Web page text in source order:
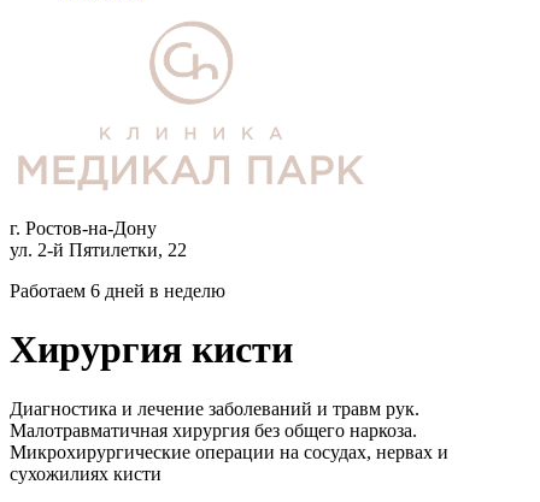
г. Ростов-на-Дону
ул. 2-й Пятилетки, 22
Работаем 6 дней в неделю
Хирургия кисти
Диагностика и лечение заболеваний и травм рук.
Малотравматичная хирургия без общего наркоза.
Микрохирургические операции на сосудах, нервах и
сухожилиях кисти